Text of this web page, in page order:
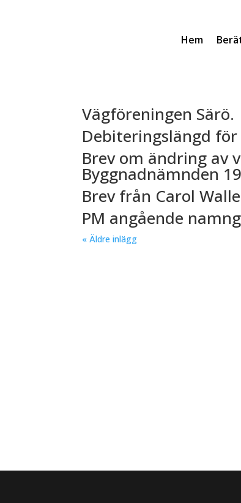
Hem
Vägföreningen Särö.
Debiteringslängd
Brev om ändring av
Byggnadnämnden
Brev från Carol
PM angående
« Äldre inlägg